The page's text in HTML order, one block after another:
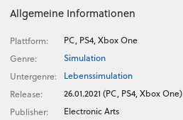
Allgemeine Informationen
Plattform:
PC, PS4, Xbox One
Genre:
Simulation
Untergenre:
Lebenssimulation
Release:
26.01.2021 (PC, PS4, Xbox One)
Publisher:
Electronic Arts